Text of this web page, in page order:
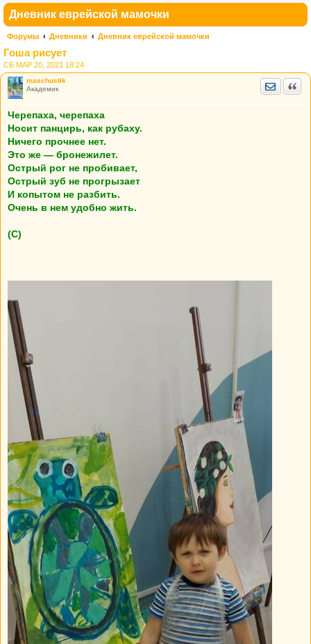
Дневник еврейской мамочки
Форумы Дневники Дневник еврейской мамочки
Гоша рисует
СБ МАР 20, 2021 18:24
maschustik
Академик
Черепаха, черепаха
Носит панцирь, как рубаху.
Ничего прочнее нет.
Это же — бронежилет.
Острый рог не пробивает,
Острый зуб не прогрызает
И копытом не разбить.
Очень в нем удобно жить.
(С)